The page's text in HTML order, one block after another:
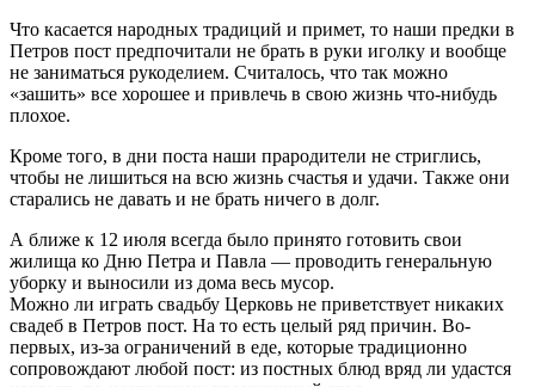
Что касается народных традиций и примет, то наши предки в
Петров пост предпочитали не брать в руки иголку и вообще
не заниматься рукоделием. Считалось, что так можно
«зашить» все хорошее и привлечь в свою жизнь что-нибудь
плохое.
Кроме того, в дни поста наши прародители не стриглись,
чтобы не лишиться на всю жизнь счастья и удачи. Также они
старались не давать и не брать ничего в долг.
А ближе к 12 июля всегда было принято готовить свои
жилища ко Дню Петра и Павла — проводить генеральную
уборку и выносили из дома весь мусор.
Можно ли играть свадьбу Церковь не приветствует никаких
свадеб в Петров пост. На то есть целый ряд причин. Во-
первых, из-за ограничений в еде, которые традиционно
сопровождают любой пост: из постных блюд вряд ли удастся